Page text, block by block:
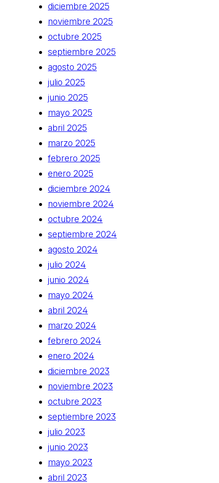
diciembre 2025
noviembre 2025
octubre 2025
septiembre 2025
agosto 2025
julio 2025
junio 2025
mayo 2025
abril 2025
marzo 2025
febrero 2025
enero 2025
diciembre 2024
noviembre 2024
octubre 2024
septiembre 2024
agosto 2024
julio 2024
junio 2024
mayo 2024
abril 2024
marzo 2024
febrero 2024
enero 2024
diciembre 2023
noviembre 2023
octubre 2023
septiembre 2023
julio 2023
junio 2023
mayo 2023
abril 2023